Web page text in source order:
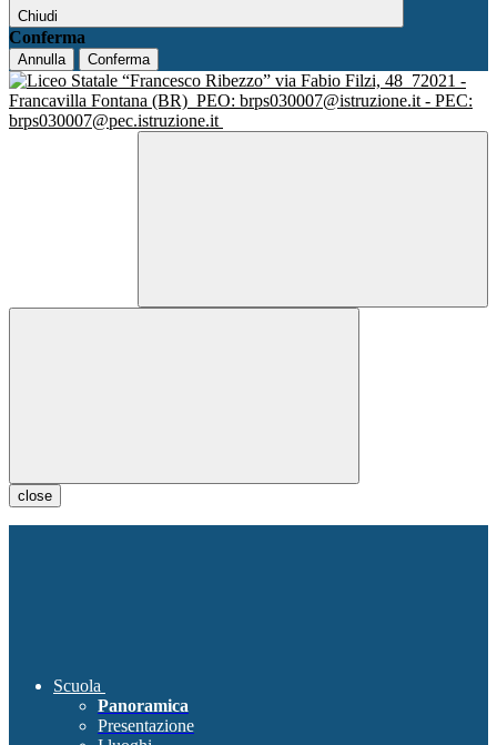
Chiudi
Conferma
Annulla Conferma
via Fabio Filzi, 48 72021 -
Francavilla Fontana (BR) PEO: brps030007@istruzione.it - PEC:
brps030007@pec.istruzione.it
close
Scuola
Panoramica
Presentazione